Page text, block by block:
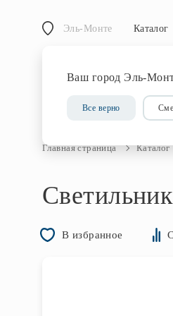
Эль-Монте
Ваш город Эль-
Все верно
Каталог
Главная страница Каталог
В избранное